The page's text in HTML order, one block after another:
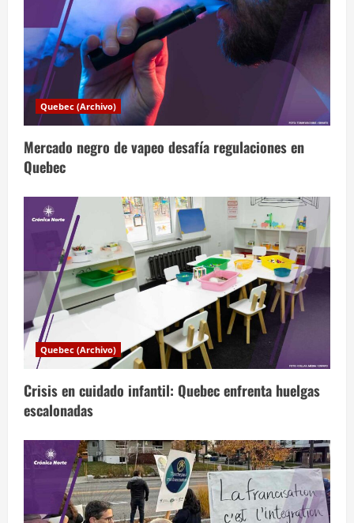
ó
n
d
e
e
n
a
d
a
s
Quebec (Archivo)
Mercado negro de vapeo desafía regulaciones en
Quebec
Quebec (Archivo)
Crisis en cuidado infantil: Quebec enfrenta huelgas
escalonadas